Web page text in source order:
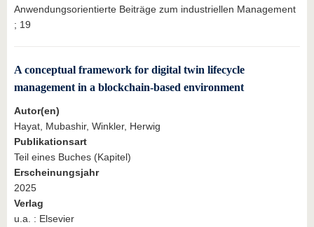
Anwendungsorientierte Beiträge zum industriellen Management
; 19
A conceptual framework for digital twin lifecycle
management in a blockchain-based environment
Autor(en)
Hayat, Mubashir, Winkler, Herwig
Publikationsart
Teil eines Buches (Kapitel)
Erscheinungsjahr
2025
Verlag
u.a. : Elsevier